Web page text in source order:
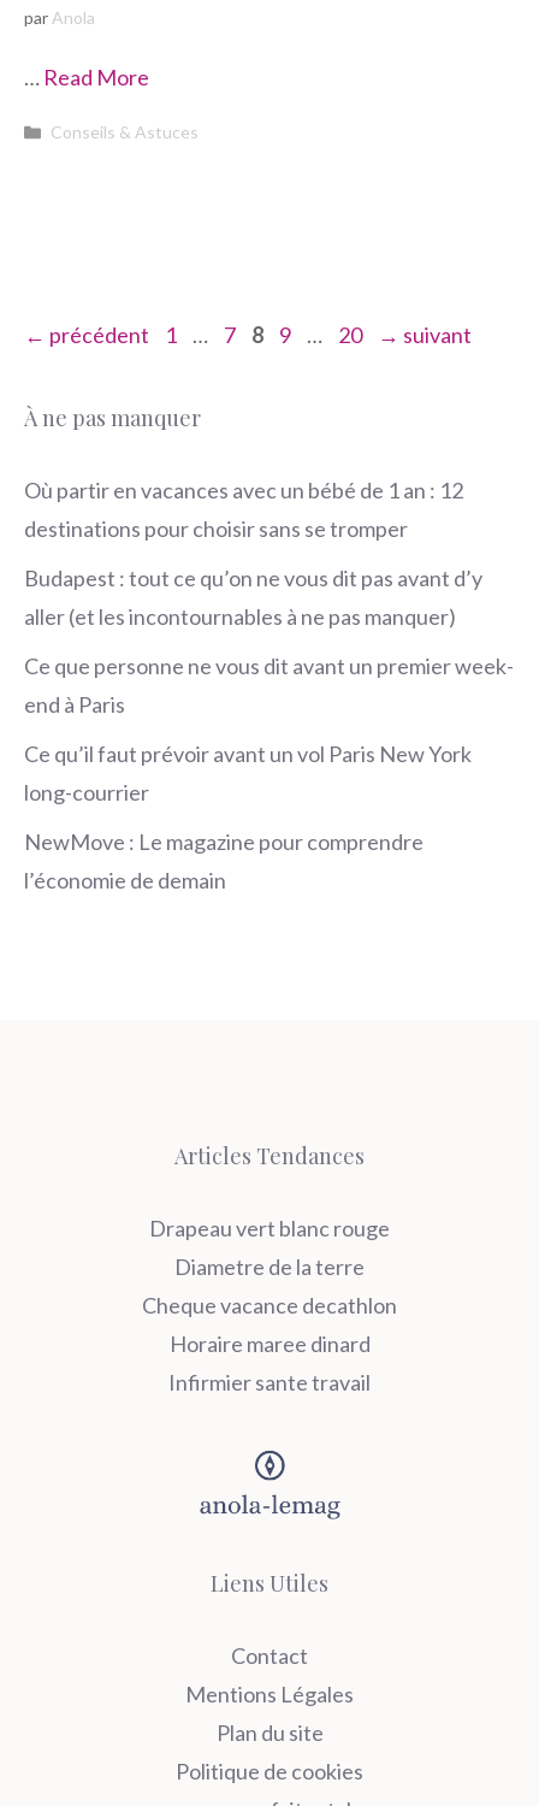
par Anola
… Read More
Catégories
Conseils & Astuces
← précédent Page
1 … Page
7 Page
8 Page
9 … Page
20 → suivant
À ne pas manquer
Où partir en vacances avec un bébé de 1 an : 12
destinations pour choisir sans se tromper
Budapest : tout ce qu’on ne vous dit pas avant d’y
aller (et les incontournables à ne pas manquer)
Ce que personne ne vous dit avant un premier week-
end à Paris
Ce qu’il faut prévoir avant un vol Paris New York
long-courrier
NewMove : Le magazine pour comprendre
l’économie de demain
Articles Tendances
Drapeau vert blanc rouge
Diametre de la terre
Cheque vacance decathlon
Horaire maree dinard
Infirmier sante travail
Liens Utiles
Contact
Mentions Légales
Plan du site
Politique de cookies